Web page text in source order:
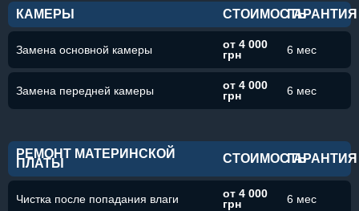
КАМЕРЫ СТОИМОСТЬГАРАНТИЯ
Замена основной камеры
от 4 000
грн
6 мес
Замена передней камеры
от 4 000
грн
6 мес
РЕМОНТ МАТЕРИНСКОЙ
ПЛАТЫ СТОИМОСТЬГАРАНТИЯ
Чистка после попадания влаги
от 4 000
грн
6 мес